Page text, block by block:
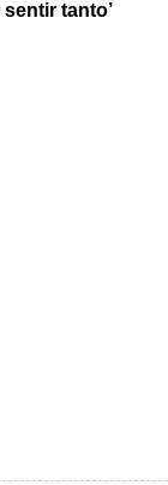
tanto’